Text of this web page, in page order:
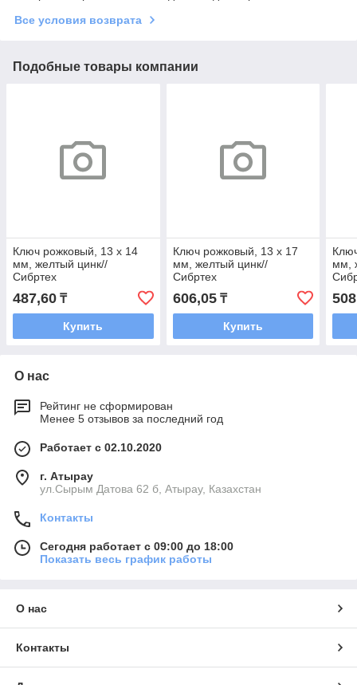
Все условия возврата
Подобные товары компании
Ключ рожковый, 13 х 14
мм, желтый цинк//
Сибртех
487,60 ₸
Купить
Ключ рожковый, 13 х 17
мм, желтый цинк//
Сибртех
606,05₸
Купить
мм,
О нас
Рейтинг не сформирован
Менее 5 отзывов за последний год
Работает с 02.10.2020
г. Атырау
ул.Сырым Датова 62 б, Атырау, Казахстан
Контакты
Сегодня работает с 09:00 до 18:00
Показать весь график работы
О нас
Контакты